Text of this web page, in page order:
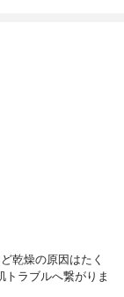
乾燥の原因はたく
トラブルへ繋がりま